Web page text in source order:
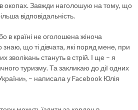
в окопах. Завжди наголошую на тому, що
відповідальність.
в країні не оголошена жіноча
знаю, що ті дівчата, які поряд мене, при
зволікань стануть в стрій. І ще – я
туризму. Та закликаю до дії одних
– написала у Facebook Юлія